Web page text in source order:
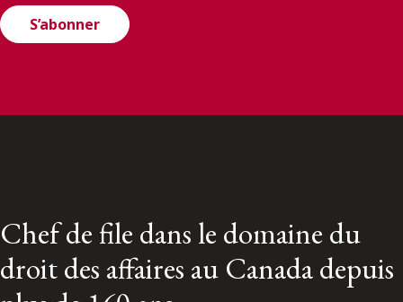
S’abonner
Chef de file dans le domaine du
droit des affaires au Canada depuis